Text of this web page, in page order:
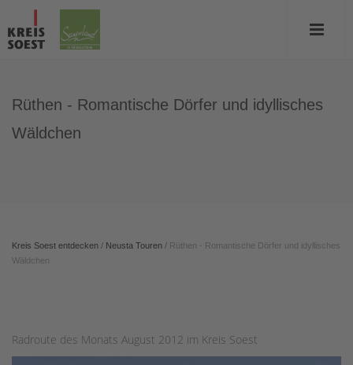
Rüthen - Romantische Dörfer und idyllisches
Wäldchen
Kreis Soest entdecken / Neusta Touren / Rüthen - Romantische Dörfer und idyllisches
Wäldchen
Radroute des Monats August 2012 im Kreis Soest